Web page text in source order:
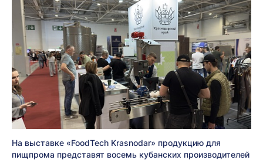
На выставке «FoodTech Krasnodar» продукцию для
пищпрома представят восемь кубанских производителей